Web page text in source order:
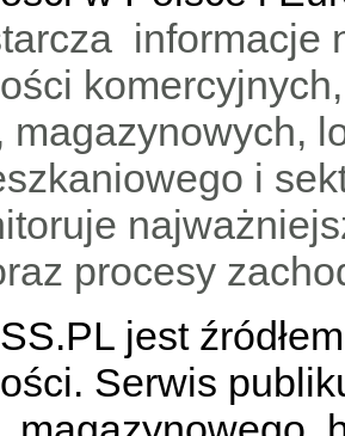
informacje
magazynowych,
i
procesy
jest
Serwis